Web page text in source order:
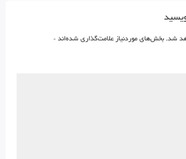
شد. بخش‌های موردنیاز علامت‌گذاری شده‌اند *